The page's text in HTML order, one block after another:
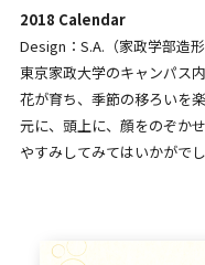
2018 Calendar
Design：S.A.（家政学部造形
東京家政大学のキャンパス
花が育ち、季節の移ろいを
元に、頭上に、顔をのぞか
やすみしてみてはいかがでし